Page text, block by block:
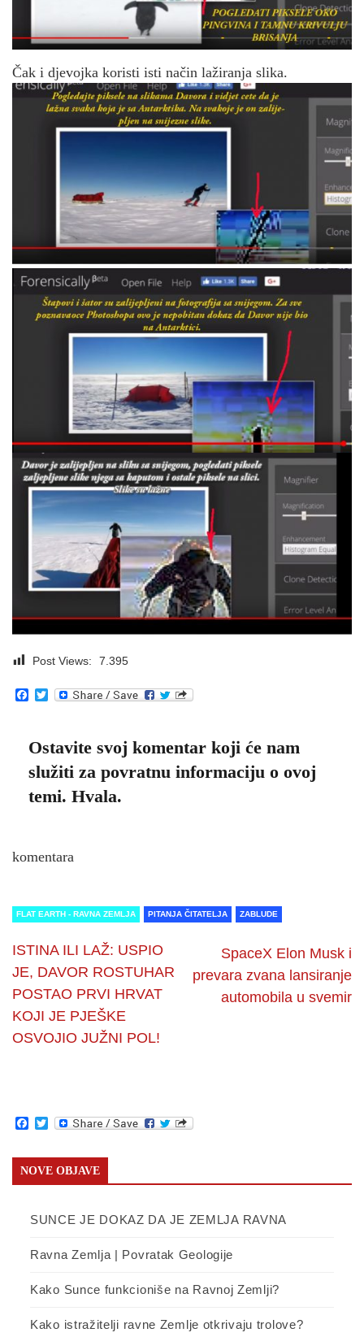
Čak i djevojka koristi isti način lažiranja slika.
Post Views: 7.395
Facebook
Twitter
Ostavite svoj komentar koji će nam
služiti za povratnu informaciju o ovoj
temi. Hvala.
komentara
FLAT EARTH - RAVNA ZEMLJA PITANJA ČITATELJA ZABLUDE
ISTINA ILI LAŽ: USPIO
JE, DAVOR ROSTUHAR
POSTAO PRVI HRVAT
KOJI JE PJEŠKE
OSVOJIO JUŽNI POL!
SpaceX Elon Musk i
prevara zvana lansiranje
automobila u svemir
Facebook
Twitter
NOVE OBJAVE
SUNCE JE DOKAZ DA JE ZEMLJA RAVNA
Ravna Zemlja | Povratak Geologije
Kako Sunce funkcioniše na Ravnoj Zemlji?
Kako istražitelji ravne Zemlje otkrivaju trolove?